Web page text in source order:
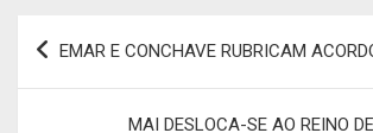
Navegação
EMAR E CONCHAVE RUBRICAM
MAI DESLOCA-SE AO REINO